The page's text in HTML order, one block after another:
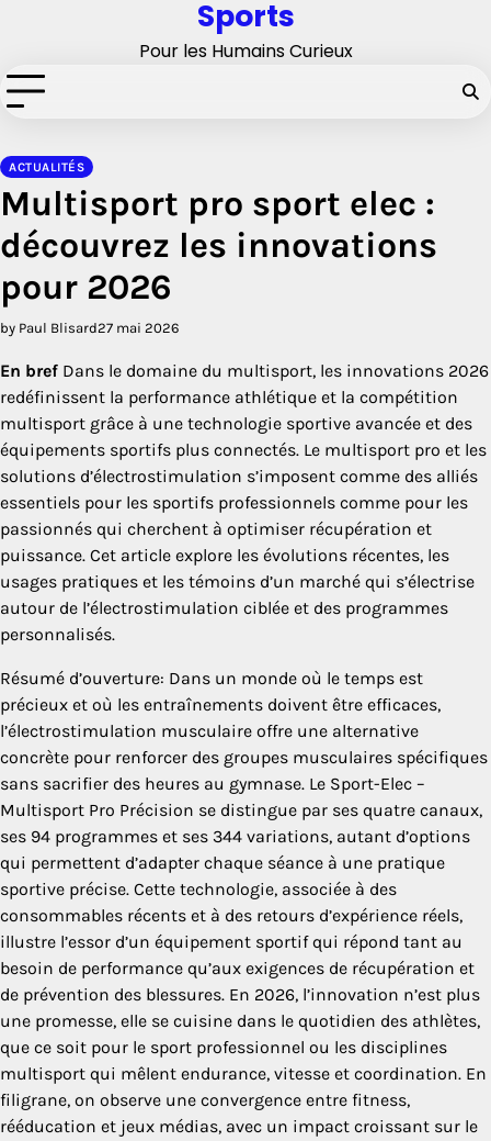
Sports
Pour les Humains Curieux
ACTUALITÉS
Multisport pro sport elec :
découvrez les innovations
pour 2026
by Paul Blisard27 mai 2026
En bref Dans le domaine du multisport, les innovations 2026
redéfinissent la performance athlétique et la compétition
multisport grâce à une technologie sportive avancée et des
équipements sportifs plus connectés. Le multisport pro et les
solutions d’électrostimulation s’imposent comme des alliés
essentiels pour les sportifs professionnels comme pour les
passionnés qui cherchent à optimiser récupération et
puissance. Cet article explore les évolutions récentes, les
usages pratiques et les témoins d’un marché qui s’électrise
autour de l’électrostimulation ciblée et des programmes
personnalisés.
Résumé d’ouverture: Dans un monde où le temps est
précieux et où les entraînements doivent être efficaces,
l’électrostimulation musculaire offre une alternative
concrète pour renforcer des groupes musculaires spécifiques
sans sacrifier des heures au gymnase. Le Sport-Elec –
Multisport Pro Précision se distingue par ses quatre canaux,
ses 94 programmes et ses 344 variations, autant d’options
qui permettent d’adapter chaque séance à une pratique
sportive précise. Cette technologie, associée à des
consommables récents et à des retours d’expérience réels,
illustre l’essor d’un équipement sportif qui répond tant au
besoin de performance qu’aux exigences de récupération et
de prévention des blessures. En 2026, l’innovation n’est plus
une promesse, elle se cuisine dans le quotidien des athlètes,
que ce soit pour le sport professionnel ou les disciplines
multisport qui mêlent endurance, vitesse et coordination. En
filigrane, on observe une convergence entre fitness,
rééducation et jeux médias, avec un impact croissant sur le